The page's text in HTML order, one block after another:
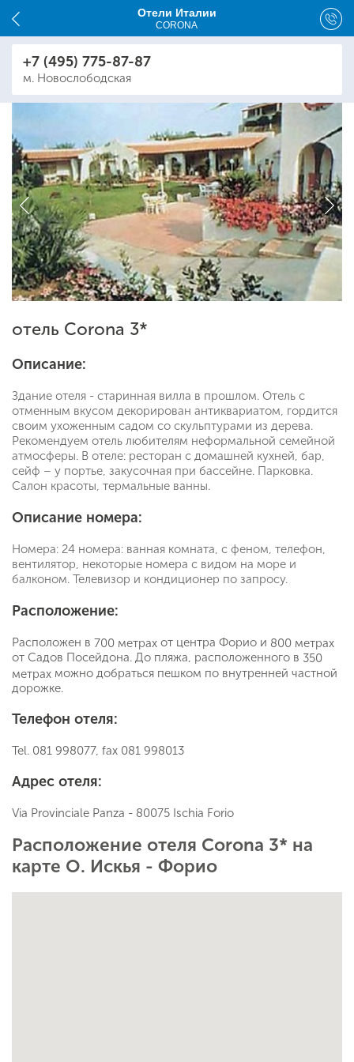
Отели Италии
CORONA
+7 (495) 775-87-87
м. Новослободская
отель Corona 3*
Описание:
Здание отеля - старинная вилла в прошлом. Отель с
отменным вкусом декорирован антиквариатом, гордится
своим ухоженным садом со скульптурами из дерева.
Рекомендуем отель любителям неформальной семейной
атмосферы. В отеле: ресторан с домашней кухней, бар,
сейф – у портье, закусочная при бассейне. Парковка.
Салон красоты, термальные ванны.
Описание номера:
Номера: 24 номера: ванная комната, с феном, телефон,
вентилятор, некоторые номера с видом на море и
балконом. Телевизор и кондиционер по запросу.
Расположение:
Расположен в 700 метрах от центра Форио и 800 метрах
от Садов Посейдона. До пляжа, расположенного в 350
метрах можно добраться пешком по внутренней частной
дорожке.
Телефон отеля:
Tel. 081 998077, fax 081 998013
Адрес отеля:
Via Provinciale Panza - 80075 Ischia Forio
Расположение отеля Corona 3* на
карте О. Искья - Форио